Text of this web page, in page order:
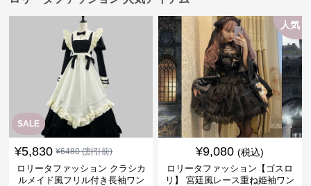
SALE
¥5,830 ¥6480(割引前)
ロリータファッション クラシカ
ルメイド風フリル付き長袖ワン
人気
¥9,080 (税込)
ロリータファッション【ゴスロ
リ】 宮廷風レース重ね姫袖ワン